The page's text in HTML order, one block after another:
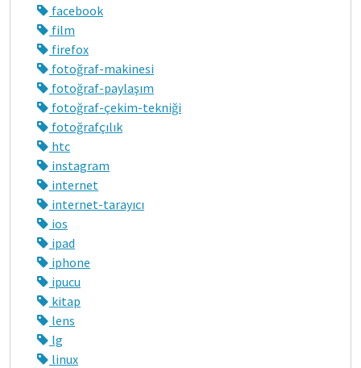
facebook
film
firefox
fotoğraf-makinesi
fotoğraf-paylaşım
fotoğraf-çekim-tekniği
fotoğrafçılık
htc
instagram
internet
internet-tarayıcı
ios
ipad
iphone
ipucu
kitap
lens
lg
linux